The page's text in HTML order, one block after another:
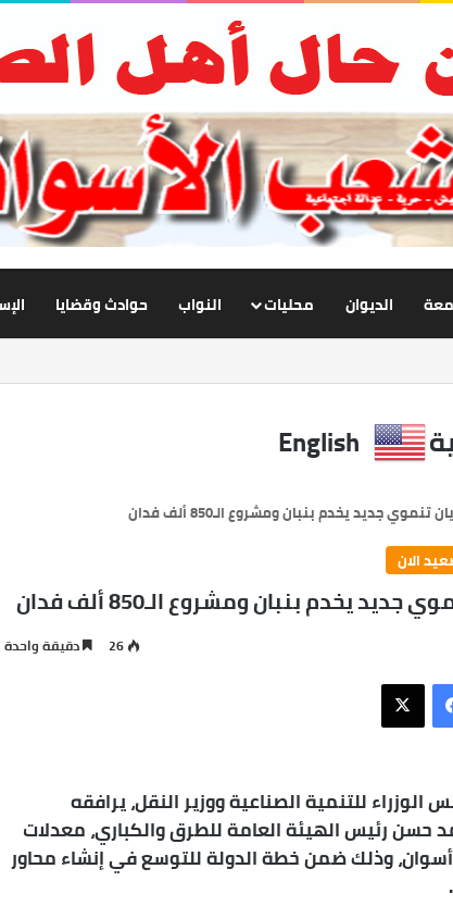
الديوان محليات النواب حوادث وقضايا
English
جديد يخدم بنبان ومشروع الـ850 ألف فدان
الان
يخدم بنبان ومشروع الـ850 ألف فدان
26 دقيقة واحدة
فيسبوك
للتنمية الصناعية ووزير النقل، يرافقه
رئيس الهيئة العامة للطرق والكباري، معدلات
وذلك ضمن خطة الدولة للتوسع في إنشاء محاور